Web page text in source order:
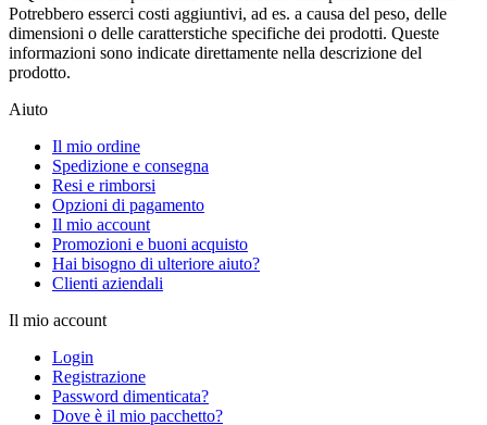
Potrebbero esserci costi aggiuntivi, ad es. a causa del peso, delle
dimensioni o delle caratterstiche specifiche dei prodotti. Queste
informazioni sono indicate direttamente nella descrizione del
prodotto.
Aiuto
Il mio ordine
Spedizione e consegna
Resi e rimborsi
Opzioni di pagamento
Il mio account
Promozioni e buoni acquisto
Hai bisogno di ulteriore aiuto?
Clienti aziendali
Il mio account
Login
Registrazione
Password dimenticata?
Dove è il mio pacchetto?